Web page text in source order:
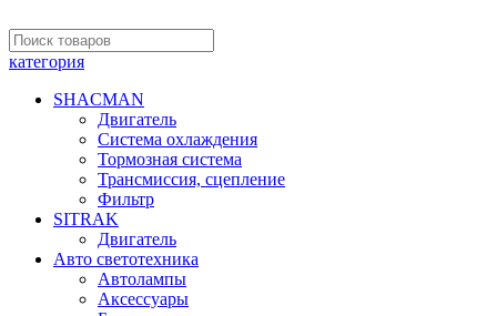
категория
SHACMAN
Двигатель
Система охлаждения
Тормозная система
Трансмиссия, сцепление
Фильтр
SITRAK
Двигатель
Авто светотехника
Автолампы
Аксессуары